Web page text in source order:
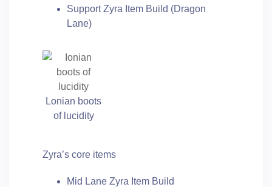
Support Zyra Item Build (Dragon
Lane)
Lonian boots
of lucidity
Zyra’s core items
Mid Lane Zyra Item Build